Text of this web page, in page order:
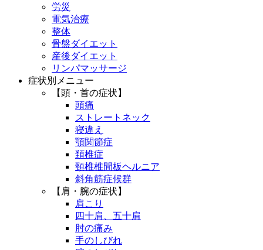
労災
電気治療
整体
骨盤ダイエット
産後ダイエット
リンパマッサージ
症状別メニュー
【頭・首の症状】
頭痛
ストレートネック
寝違え
顎関節症
頚椎症
頸椎椎間板ヘルニア
斜角筋症候群
【肩・腕の症状】
肩こり
四十肩、五十肩
肘の痛み
手のしびれ